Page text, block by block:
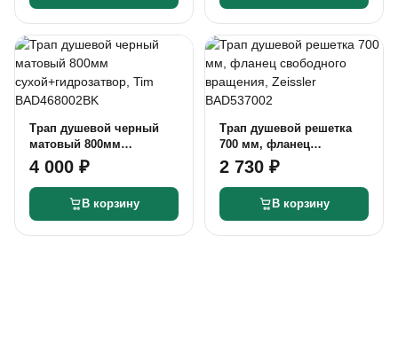
Трап душевой черный
матовый 800мм
сухой+гидрозатвор, Tim
BAD468002BK
4 000 ₽
В корзину
Трап душевой решетка
700 мм, фланец
свободного вращения,
Zeissler BAD537002
2 730 ₽
В корзину